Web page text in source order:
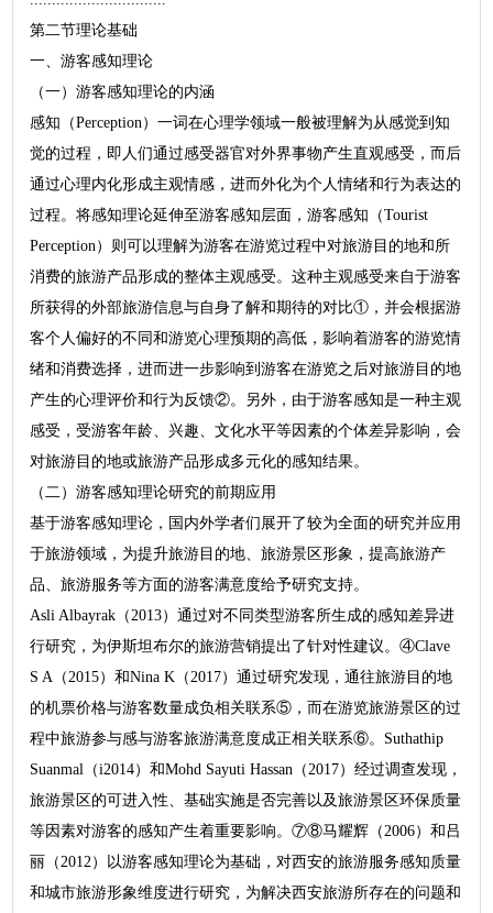
第二节理论基础
一、游客感知理论
（一）游客感知理论的内涵
感知（Perception）一词在心理学领域一般被理解为从感觉到知
觉的过程，即人们通过感受器官对外界事物产生直观感受，而后
通过心理内化形成主观情感，进而外化为个人情绪和行为表达的
过程。将感知理论延伸至游客感知层面，游客感知（Tourist
Perception）则可以理解为游客在游览过程中对旅游目的地和所
消费的旅游产品形成的整体主观感受。这种主观感受来自于游客
所获得的外部旅游信息与自身了解和期待的对比①，并会根据游
客个人偏好的不同和游览心理预期的高低，影响着游客的游览情
绪和消费选择，进而进一步影响到游客在游览之后对旅游目的地
产生的心理评价和行为反馈②。另外，由于游客感知是一种主观
感受，受游客年龄、兴趣、文化水平等因素的个体差异影响，会
对旅游目的地或旅游产品形成多元化的感知结果。
（二）游客感知理论研究的前期应用
基于游客感知理论，国内外学者们展开了较为全面的研究并应用
于旅游领域，为提升旅游目的地、旅游景区形象，提高旅游产
品、旅游服务等方面的游客满意度给予研究支持。
Asli Albayrak（2013）通过对不同类型游客所生成的感知差异进
行研究，为伊斯坦布尔的旅游营销提出了针对性建议。④Clave
S A（2015）和Nina K（2017）通过研究发现，通往旅游目的地
的机票价格与游客数量成负相关联系⑤，而在游览旅游景区的过
程中旅游参与感与游客旅游满意度成正相关联系⑥。Suthathip
Suanmal（i2014）和Mohd Sayuti Hassan（2017）经过调查发现，
旅游景区的可进入性、基础实施是否完善以及旅游景区环保质量
等因素对游客的感知产生着重要影响。⑦⑧马耀辉（2006）和吕
丽（2012）以游客感知理论为基础，对西安的旅游服务感知质量
和城市旅游形象维度进行研究，为解决西安旅游所存在的问题和